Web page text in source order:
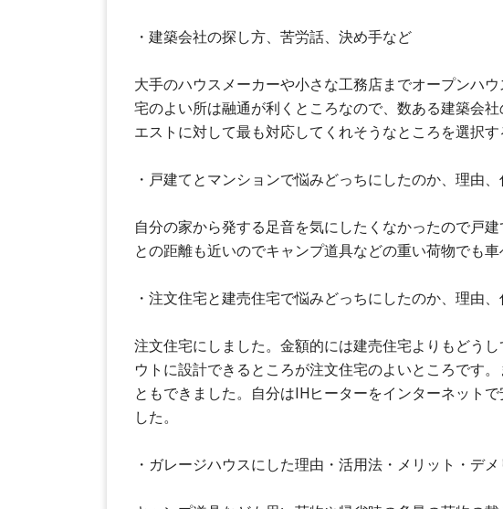
・建築会社の探し方、苦労話、決め手など
大手のハウスメーカーや小さな工務店までオープンハ
宅のよい所は融通が利くところなので、数ある建築会
エストに対して最も対応してくれそうなところを選択す
・戸建てとマンションで悩みどっちにしたのか、理由
自分の家から発する足音を気にしたくなかったので戸
との距離も近いのでキャンプ道具などの重い荷物でも車
・注文住宅と建売住宅で悩みどっちにしたのか、理由
注文住宅にしました。金額的には建売住宅よりもどう
ウトに設計できるところが注文住宅のよいところです
ともできました。自分はIHヒーターをインターネット
した。
・ガレージハウスにした理由・活用法・メリット・デ